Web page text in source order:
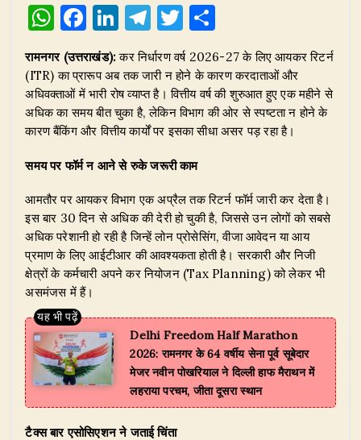
W
h
at
s
A
p
p
F
a
c
e
b
o
o
k
Li
k
e
dI
n
T
el
e
g
ra
m
T
w
it
te
r
h
ar
e
रामनगर (उत्तराखंड):कर निर्धारण वर्ष 2026-27 के लिए आयकर रिटर्न
(ITR) का प्रारूप अब तक जारी न होने के कारण करदाताओं और
अधिवक्ताओं में भारी रोष व्याप्त है। वित्तीय वर्ष की शुरुआत हुए एक महीने से
अधिक का समय बीत चुका है, लेकिन विभाग की ओर से स्पष्टता न होने के
कारण बैंकिंग और वित्तीय कार्यों पर इसका सीधा असर पड़ रहा है।
समय पर फॉर्म न आने से रुके जरूरी काम
आमतौर पर आयकर विभाग एक अप्रैल तक रिटर्न फॉर्म जारी कर देता है।
इस बार 30 दिन से अधिक की देरी हो चुकी है, जिससे उन लोगों को सबसे
अधिक परेशानी हो रही है जिन्हें लोन प्रोसेसिंग, वीजा आवेदन या आय
प्रमाण के लिए आईटीआर की आवश्यकता होती है। सरकारी और निजी
क्षेत्रों के कर्मचारी अपने कर नियोजन (Tax Planning) को लेकर भी
असमंजस में हैं।
Delhi Freedom Half Marathon
2026: रामनगर के 64 वर्षीय सेना पूर्व सूबेदार
मेजर नवीन पोखरियाल ने दिल्ली हाफ मैराथन में
लहराया परचम, जीता दूसरा स्थान
टैक्स बार एसोसिएशन ने जताई चिंता